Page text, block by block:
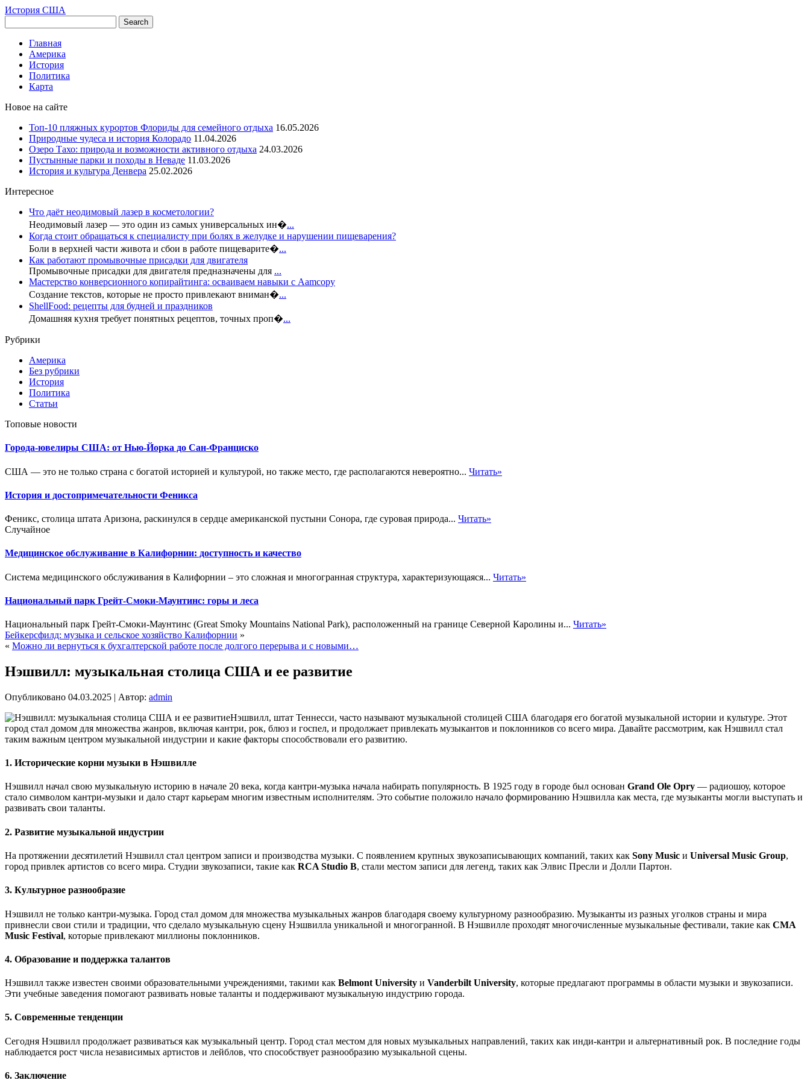
История США
Главная
Америка
История
Политика
Карта
Новое на сайте
Топ-10 пляжных курортов Флориды для семейного отдыха 16.05.2026
Природные чудеса и история Колорадо 11.04.2026
Озеро Тахо: природа и возможности активного отдыха 24.03.2026
Пустынные парки и походы в Неваде 11.03.2026
История и культура Денвера 25.02.2026
Интересное
Что даёт неодимовый лазер в косметологии?
Неодимовый лазер — это один из самых универсальных ин�...
Когда стоит обращаться к специалисту при болях в желудке и нарушении пищеварения?
Боли в верхней части живота и сбои в работе пищеварите�...
Как работают промывочные присадки для двигателя
Промывочные присадки для двигателя предназначены для ...
Мастерство конверсионного копирайтинга: осваиваем навыки с Aamcopy
Создание текстов, которые не просто привлекают вниман�...
ShellFood: рецепты для будней и праздников
Домашняя кухня требует понятных рецептов, точных проп�...
Рубрики
Америка
Без рубрики
История
Политика
Статьи
Топовые новости
Города-ювелиры США: от Нью-Йорка до Сан-Франциско
США — это не только страна с богатой историей и культурой, но также место, где располагаются невероятно... Читать»
История и достопримечательности Феникса
Феникс, столица штата Аризона, раскинулся в сердце американской пустыни Сонора, где суровая природа... Читать»
Случайное
Медицинское обслуживание в Калифорнии: доступность и качество
Система медицинского обслуживания в Калифорнии – это сложная и многогранная структура, характеризующаяся... Читать»
Национальный парк Грейт-Смоки-Маунтинс: горы и леса
Национальный парк Грейт-Смоки-Маунтинс (Great Smoky Mountains National Park), расположенный на границе Северной Каролины и... Читать»
Бейкерсфилд: музыка и сельское хозяйство Калифорнии »
« Можно ли вернуться к бухгалтерской работе после долгого перерыва и с новыми…
Нэшвилл: музыкальная столица США и ее развитие
Опубликовано 04.03.2025 | Автор: admin
Нэшвилл, штат Теннесси, часто называют музыкальной столицей США благодаря его богатой музыкальной истории и культуре. Этот
город стал домом для множества жанров, включая кантри, рок, блюз и госпел, и продолжает привлекать музыкантов и поклонников со всего мира. Давайте рассмотрим, как Нэшвилл стал
таким важным центром музыкальной индустрии и какие факторы способствовали его развитию.
1. Исторические корни музыки в Нэшвилле
Нэшвилл начал свою музыкальную историю в начале 20 века, когда кантри-музыка начала набирать популярность. В 1925 году в городе был основан Grand Ole Opry — радиошоу, которое
стало символом кантри-музыки и дало старт карьерам многим известным исполнителям. Это событие положило начало формированию Нэшвилла как места, где музыканты могли выступать и
развивать свои таланты.
2. Развитие музыкальной индустрии
На протяжении десятилетий Нэшвилл стал центром записи и производства музыки. С появлением крупных звукозаписывающих компаний, таких как Sony Music и Universal Music Group,
город привлек артистов со всего мира. Студии звукозаписи, такие как RCA Studio B, стали местом записи для легенд, таких как Элвис Пресли и Долли Партон.
3. Культурное разнообразие
Нэшвилл не только кантри-музыка. Город стал домом для множества музыкальных жанров благодаря своему культурному разнообразию. Музыканты из разных уголков страны и мира
привнесли свои стили и традиции, что сделало музыкальную сцену Нэшвилла уникальной и многогранной. В Нэшвилле проходят многочисленные музыкальные фестивали, такие как CMA
Music Festival, которые привлекают миллионы поклонников.
4. Образование и поддержка талантов
Нэшвилл также известен своими образовательными учреждениями, такими как Belmont University и Vanderbilt University, которые предлагают программы в области музыки и звукозаписи.
Эти учебные заведения помогают развивать новые таланты и поддерживают музыкальную индустрию города.
5. Современные тенденции
Сегодня Нэшвилл продолжает развиваться как музыкальный центр. Город стал местом для новых музыкальных направлений, таких как инди-кантри и альтернативный рок. В последние годы
наблюдается рост числа независимых артистов и лейблов, что способствует разнообразию музыкальной сцены.
6. Заключение